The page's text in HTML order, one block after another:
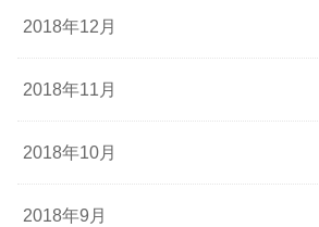
2018年12月
2018年11月
2018年10月
2018年9月